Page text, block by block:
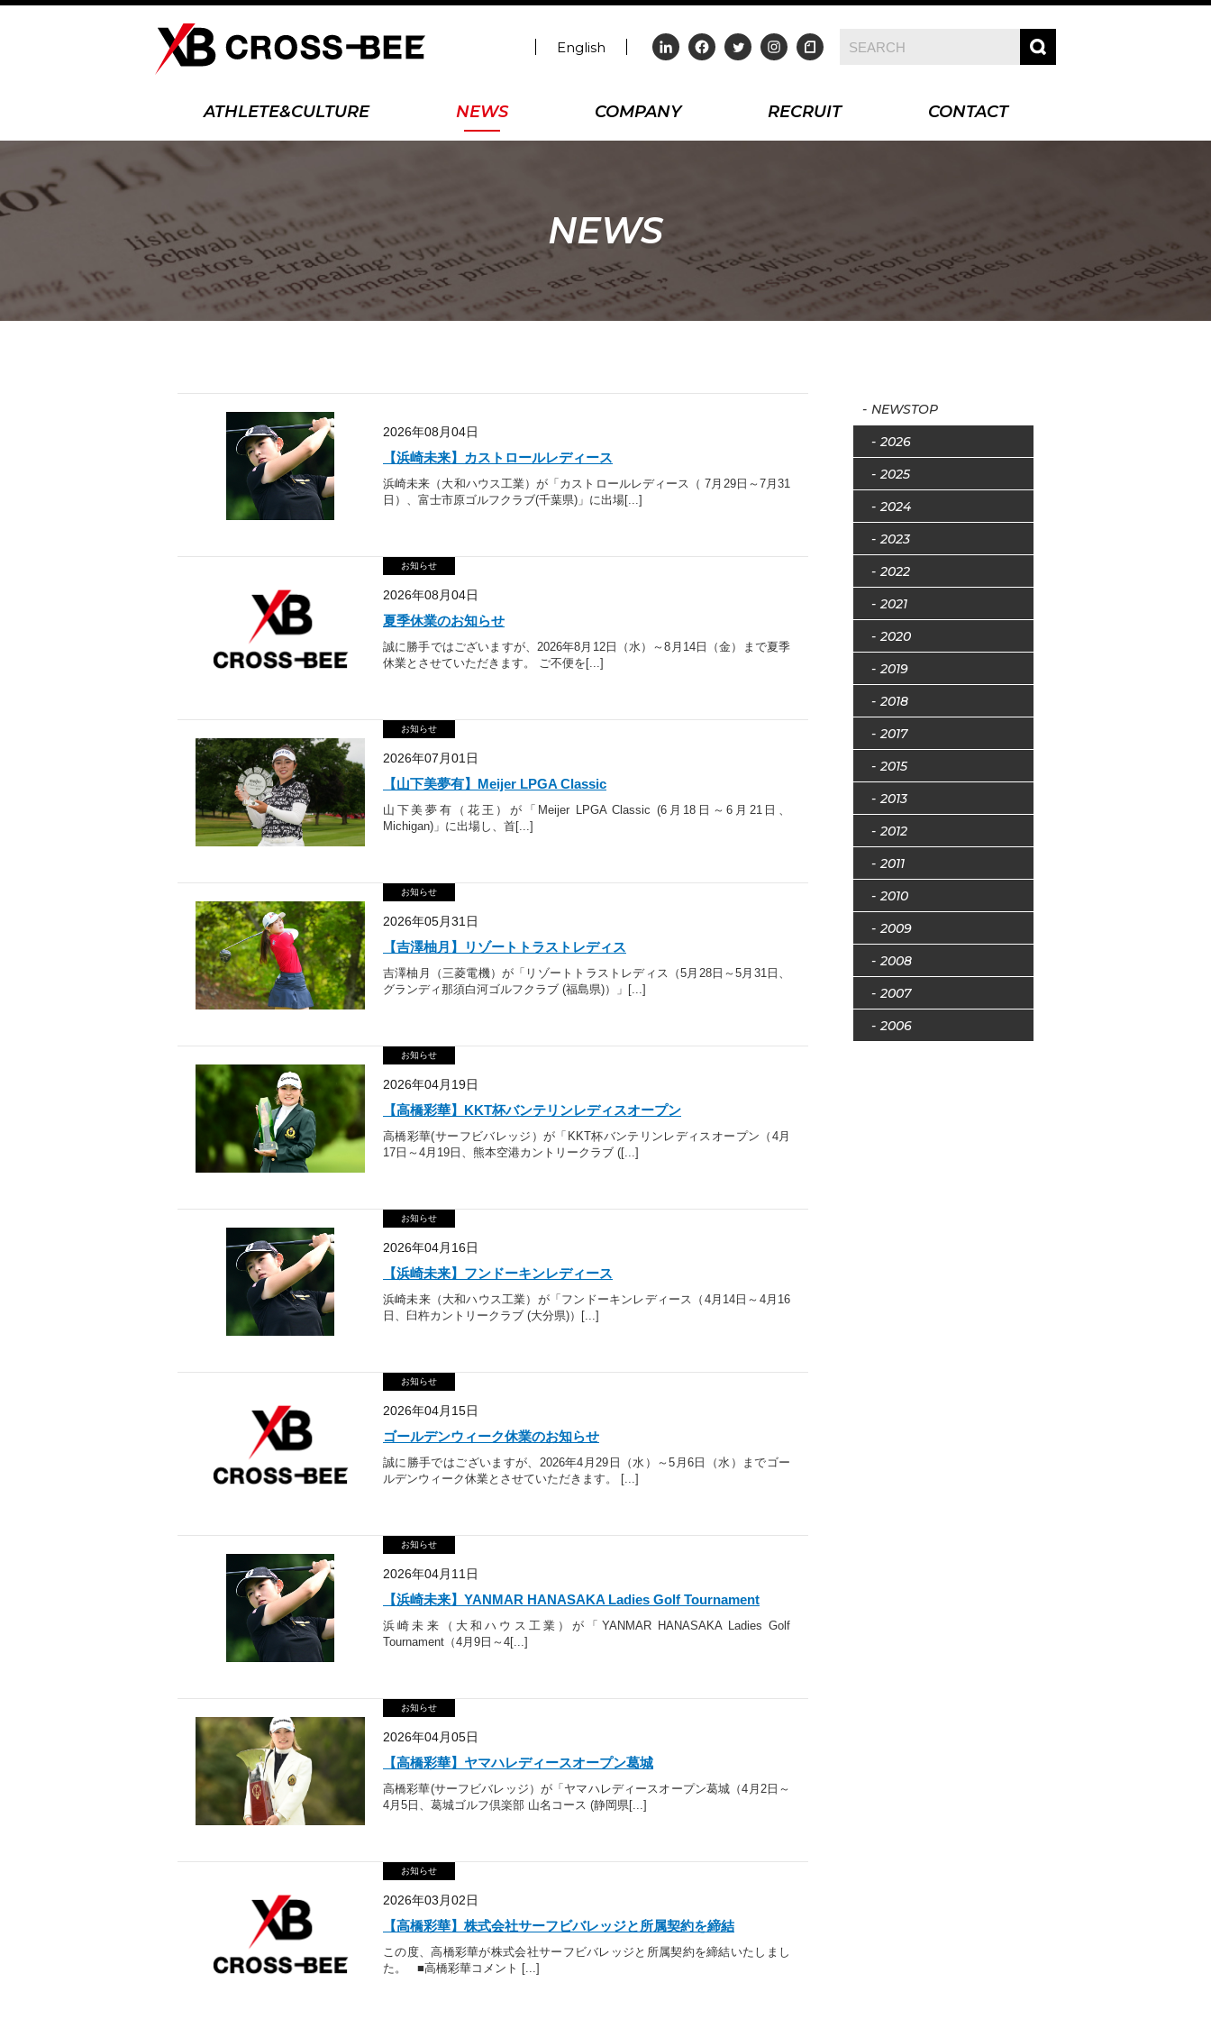
English
ATHLETE&CULTURE NEWS COMPANY RECRUIT CONTACT
NEWS
2026年08月04日
【浜崎未来】カストロールレディース
浜崎未来（大和ハウス工業）が「カストロールレディース（ 7月29日～7月31
日）、富士市原ゴルフクラブ(千葉県)」に出場[...]
お知らせ
2026年08月04日
夏季休業のお知らせ
誠に勝手ではございますが、2026年8月12日（水）～8月14日（金）まで夏季
休業とさせていただきます。 ご不便を[...]
お知らせ
2026年07月01日
【山下美夢有】Meijer LPGA Classic
山下美夢有（花王）が「Meijer LPGA Classic (6月18日～6月21日、
Michigan)」に出場し、首[...]
お知らせ
2026年05月31日
【吉澤柚月】リゾートトラストレディス
吉澤柚月（三菱電機）が「リゾートトラストレディス（5月28日～5月31日、
グランディ那須白河ゴルフクラブ (福島県)）」[...]
お知らせ
2026年04月19日
【高橋彩華】KKT杯バンテリンレディスオープン
高橋彩華(サーフビバレッジ）が「KKT杯バンテリンレディスオープン（4月
17日～4月19日、熊本空港カントリークラブ ([...]
お知らせ
2026年04月16日
【浜崎未来】フンドーキンレディース
浜崎未来（大和ハウス工業）が「フンドーキンレディース（4月14日～4月16
日、臼杵カントリークラブ (大分県)）[...]
お知らせ
2026年04月15日
ゴールデンウィーク休業のお知らせ
誠に勝手ではございますが、2026年4月29日（水）～5月6日（水）までゴー
ルデンウィーク休業とさせていただきます。 [...]
お知らせ
2026年04月11日
【浜崎未来】YANMAR HANASAKA Ladies Golf Tournament
浜崎未来（大和ハウス工業）が「YANMAR HANASAKA Ladies Golf
Tournament（4月9日～4[...]
お知らせ
2026年04月05日
【高橋彩華】ヤマハレディースオープン葛城
高橋彩華(サーフビバレッジ）が「ヤマハレディースオープン葛城（4月2日～
4月5日、葛城ゴルフ倶楽部 山名コース (静岡県[...]
お知らせ
2026年03月02日
【高橋彩華】株式会社サーフビバレッジと所属契約を締結
この度、高橋彩華が株式会社サーフビバレッジと所属契約を締結いたしまし
た。 ■高橋彩華コメント [...]
NEWSTOP
2026
2025
2024
2023
2022
2021
2020
2019
2018
2017
2015
2013
2012
2011
2010
2009
2008
2007
2006